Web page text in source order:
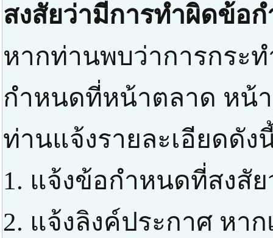
สงสัยว่ามีการทำผิดข้อ
หากท่านพบว่าการกระ
กำหนดที่หน้าตลาด หน้
ท่านแจ้งรายละเอียดดัง
1. แจ้งข้อกำหนดที่สงสั
2. แจ้งลิงค์ประกาศ หา